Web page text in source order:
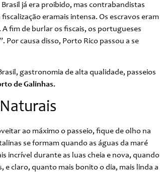
já era proibido, mas contrabandistas
eramais intensa. Os escravos eram
fim de burlar os fiscais, os portugueses
causa disso, Porto Rico passou a se
gastronomia de alta qualidade, passeios
de Galinhas.
ao máximo o passeio, fique de olho na
se formam quando as águas da maré
incrível durante as luas cheia e nova, quando
e claro, quanto mais bonito o dia, mais linda a